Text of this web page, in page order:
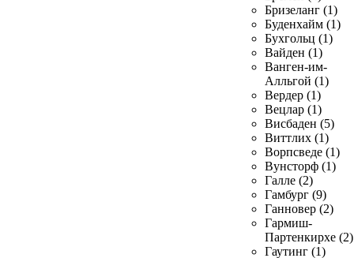
Бризеланг (1)
Буденхайм (1)
Бухгольц (1)
Вайден (1)
Ванген-им-
Алльгой (1)
Вердер (1)
Вецлар (1)
Висбаден (5)
Виттлих (1)
Ворпсведе (1)
Вунсторф (1)
Галле (2)
Гамбург (9)
Ганновер (2)
Гармиш-
Партенкирхе (2)
Гаутинг (1)